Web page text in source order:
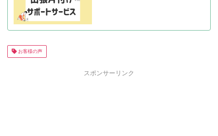
お客様の声
スポンサーリンク